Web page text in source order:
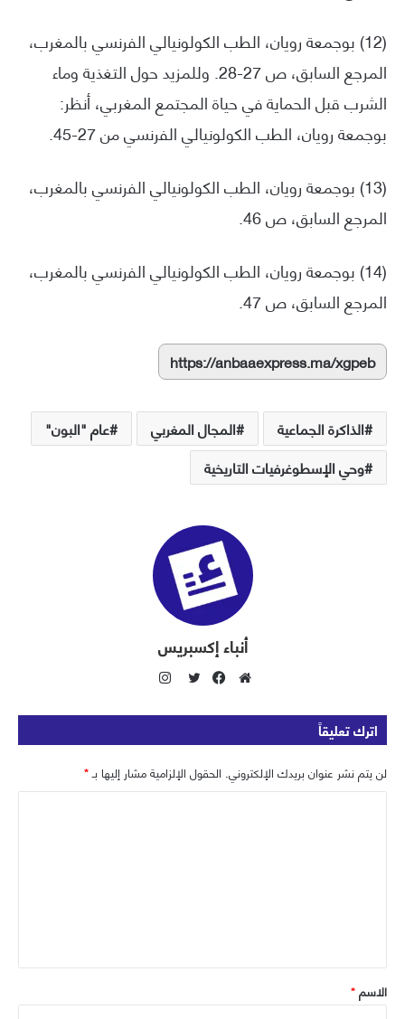
(12) بوجمعة رويان، الطب الكولونيالي الفرنسي بالمغرب،
المرجع السابق، ص 27-28. وللمزيد حول التغذية وماء
الشرب قبل الحماية في حياة المجتمع المغربي، أنظر:
بوجمعة رويان، الطب الكولونيالي الفرنسي من 27-45.
(13) بوجمعة رويان، الطب الكولونيالي الفرنسي بالمغرب،
المرجع السابق، ص 46.
(14) بوجمعة رويان، الطب الكولونيالي الفرنسي بالمغرب،
المرجع السابق، ص 47.
https://anbaaexpress.ma/xgpeb
الذاكرة الجماعية المجال المغربي
عام "البون"
وحي الإسطوغرفيات التاريخية
أنباء إكسبريس
و
ق
ع
ا
ي
س
و
و
ي
ر
س
ت
ق
ر
اترك تعليقاً
لن يتم نشر عنوان بريدك الإلكتروني. الحقول الإلزامية مشار إليها بـ*
ق
*
الاسم*